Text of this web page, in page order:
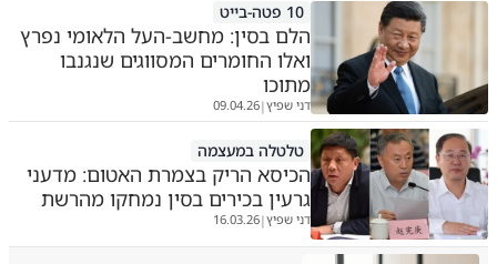
10 פטה-בייט
הלם בסין: מחשב-העל הלאומי נפרץ
ואלו החומרים המסווגים שנגנבו
מתוכו
דני שפיץ|
09.04.26
טלטלה במעצמה
הכיסא הריק בצמרת האטום: מדעני
גרעין בכירים בסין נמחקו מהרשת
דני שפיץ|
16.03.26